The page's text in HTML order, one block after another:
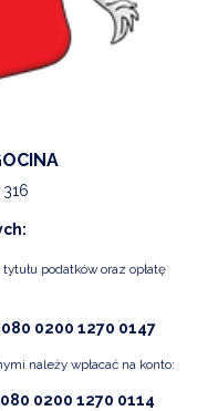
podatków oraz opłatę
0200 1270 0147
należy wpłacać na konto:
0200 1270 0114